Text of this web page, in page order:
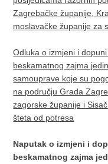
Zagrebačke županije,
moslavačke županije za
Odluka o izmjeni i
beskamatnog zajma
samouprave koje su
na području Grada
zagorske županije i
šteta od potresa
Naputak o izmjeni i
beskamatnog zajma